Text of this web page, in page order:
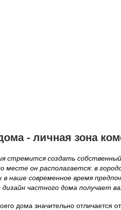
- личная зона
стремится создать
месте он располагается: в
в наше современное время
частного дома получает
дома значительно отличается